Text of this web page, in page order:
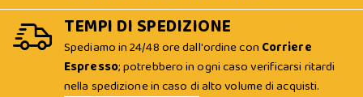
TEMPI DI SPEDIZIONE
Spediamo in 24/48 ore dall'ordine con Corriere
Espresso; potrebbero in ogni caso verificarsi ritardi
nella spedizione in caso di alto volume di acquisti.